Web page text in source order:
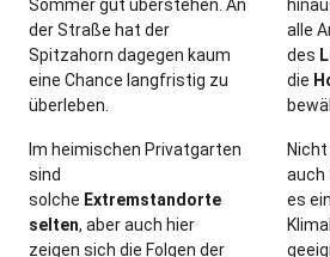
Sommer gut überstehen. An
der Straße hat der
Spitzahorn dagegen kaum
eine Chance langfristig zu
überleben.
Im heimischen Privatgarten
sind
solche Extremstandorte
selten, aber auch hier
zeigen sich die Folgen der
alle
des
die
auch
es